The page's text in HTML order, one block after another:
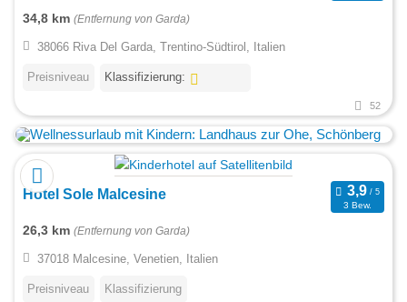
34,8 km (Entfernung von Garda)
38066 Riva Del Garda, Trentino-Südtirol, Italien
Preisniveau Klassifizierung:
52
Hotel Sole Malcesine
3 Bew.
26,3 km (Entfernung von Garda)
37018 Malcesine, Venetien, Italien
Preisniveau Klassifizierung